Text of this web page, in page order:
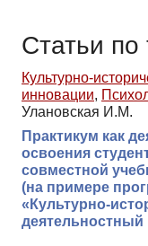
Статьи по
Культурно-
инновации,
Улановская И.М.
Практикум как
освоения
совместной
(на примере
«Культурно-
деятельностный